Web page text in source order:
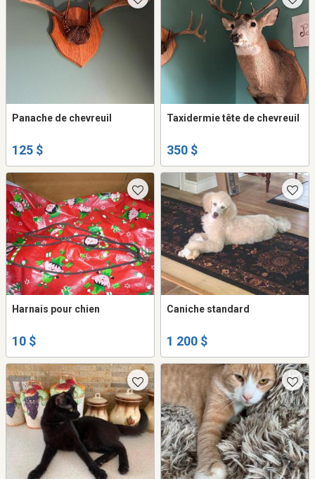
Panache de chevreuil
125 $
Taxidermie tête de chevreuil
350 $
Harnais pour chien
10 $
Caniche standard
1 200 $